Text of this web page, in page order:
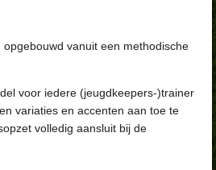
vanuit een methodische
voor iedere (jeugdkeepers-)trainer
variaties en accenten aan toe te
volledig aansluit bij de